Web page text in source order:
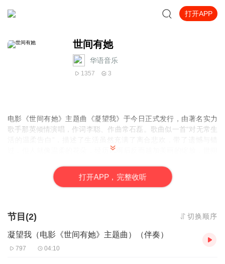
打开APP
世间有她
华语音乐
1357 3
电影《世间有她》主题曲《凝望我》于今日正式发行，由著名实力
歌手那英倾情演唱，作词李聪、作曲常石磊。歌曲似一首“对无常生
过，但人就像温柔的花朵，经历风雨后反而越加美丽的绽放，世间
与歌词似一股暖流，充满感悟治愈人心。
打开APP，完整收听
节目(2) 切换顺序
凝望我（电影《世间有她》主题曲）（伴奏）
797 04:10